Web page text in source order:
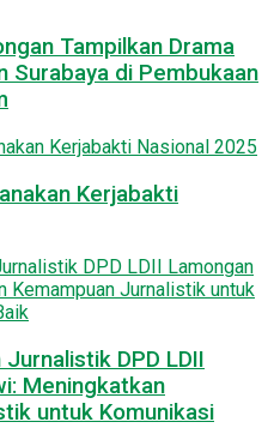
Tampilkan Drama
Surabaya di Pembukaan
Kerjabakti
DPD LDII
Meningkatkan
untuk Komunikasi